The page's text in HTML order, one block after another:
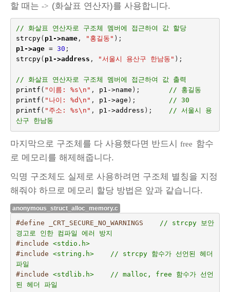
할 때는 -> (화살표 연산자)를 사용합니다.
// 화살표 연산자로 구조체 멤버에 접근하여 값 할당
strcpy( p1->name, "홍길동" );
p1->age = 30 ;
strcpy( p1->address , "서울시 용산구 한남동" );
// 화살표 연산자로 구조체 멤버에 접근하여 값 출력
printf ( "이름: %s\n " , p1 ->name );
// 홍길동
printf ( "나이: %d\n " , p1 ->age );
// 30
printf ( "주소: %s\n " , p1 ->address ); // 서울시 용
산구 한남동
마지막으로 구조체를 다 사용했다면 반드시 free 함수
로 메모리를 해제해줍니다.
익명 구조체도 실제로 사용하려면 구조체 별칭을 지정
해줘야 하므로 메모리 할당 방법은 앞과 같습니다.
anonymous_struct_alloc_memory.c
#define _CRT_SECURE_NO_WARNINGS // strcpy 보안
경고로 인한 컴파일 에러 방지
#include <stdio.h>
#include <string.h>    // strcpy 함수가 선언된 헤더
파일
#include <stdlib.h>    // malloc, free 함수가 선언
된 헤더 파일